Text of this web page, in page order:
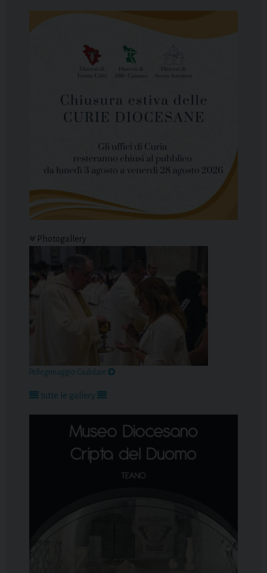
Photogallery
Pellegrinaggio Giubilare
tutte le gallery